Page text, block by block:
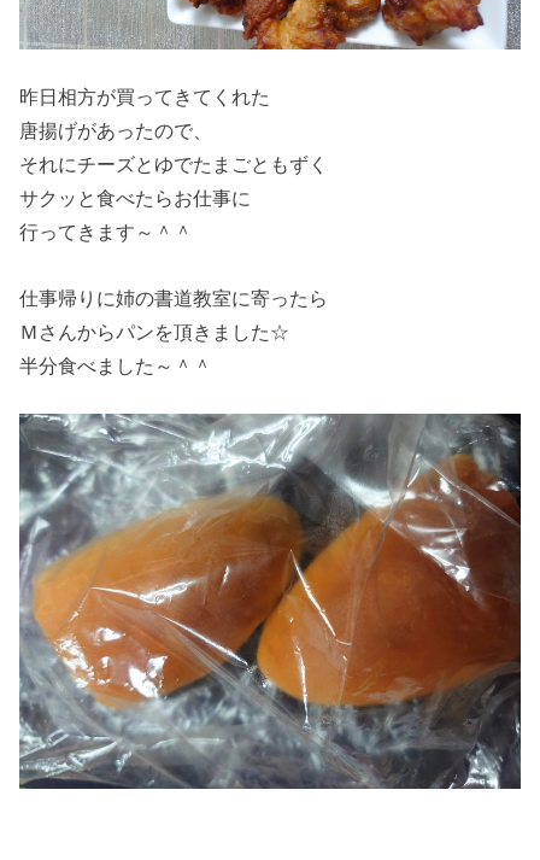
昨日相方が買ってきてくれた
唐揚げがあったので、
それにチーズとゆでたまごともずく
サクッと食べたらお仕事に
行ってきます～＾＾
仕事帰りに姉の書道教室に寄ったら
Ｍさんからパンを頂きました☆
半分食べました～＾＾